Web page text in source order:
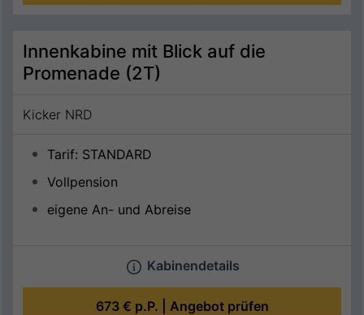
Innenkabine mit Blick auf die
Promenade (2T)
Kicker NRD
Tarif: STANDARD
Vollpension
eigene An- und Abreise
Kabinendetails
673 € p.P. | Angebot prüfen